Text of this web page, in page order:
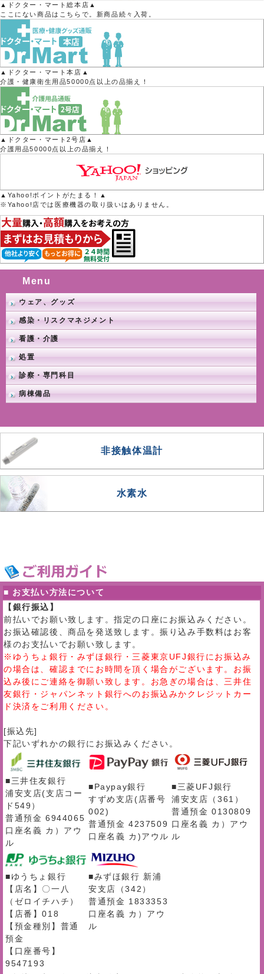
▲ドクター・マート総本店▲
ここにない商品はこちらで。新商品続々入荷。
▲ドクター・マート本店▲
介護・健康衛生用品50000点以上の品揃え！
▲ドクター・マート2号店▲
介護用品50000点以上の品揃え！
▲Yahoo!ポイントがたまる！▲
※Yahoo!店では医療機器の取り扱いはありません。
Menu
ウェア、グッズ
感染・リスクマネジメント
看護・介護
処置
診察・専門科目
病棟備品
非接触体温計
水素水
■ お支払い方法について
【銀行振込】
前払いでお願い致します。指定の口座にお振込みください。
お振込確認後、商品を発送致します。振り込み手数料はお客
様のお支払いでお願い致します。
※ゆうちょ銀行・みずほ銀行・三菱東京UFJ銀行にお振込み
の場合は、確認までにお時間を頂く場合がございます。お振
込み後にご連絡を御願い致します。お急ぎの場合は、三井住
友銀行・ジャパンネット銀行へのお振込みかクレジットカー
ド決済をご利用ください。
[振込先]
下記いずれかの銀行にお振込みください。
■三井住友銀行
浦安支店(支店コー
ド549）
普通預金 6944065
口座名義 カ）アウ
ル
■Paypay銀行
すずめ支店(店番号
002)
普通預金 4237509
口座名義 カ)アウル
■三菱UFJ銀行
浦安支店（361）
普通預金 0130809
口座名義 カ）アウ
ル
■ゆうちょ銀行
【店名】〇一八
（ゼロイチハチ）
【店番】018
【預金種別】普通
預金
【口座番号】
9547193
■みずほ銀行 新浦
安支店（342）
普通預金 1833353
口座名義 カ）アウ
ル